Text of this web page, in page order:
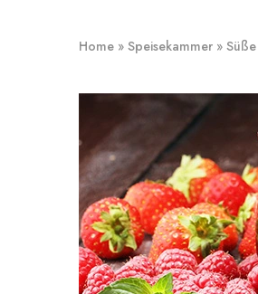
Home » Speisekammer »